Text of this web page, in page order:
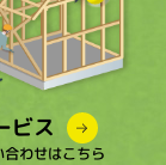
ビス
わせはこちら